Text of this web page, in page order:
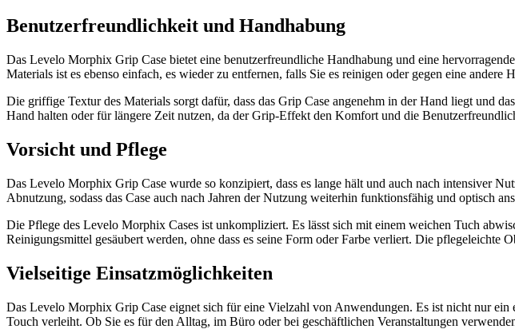
Benutzerfreundlichkeit und Handhabung
Das Levelo Morphix Grip Case bietet eine benutzerfreundliche Handhabung und eine
Materials ist es ebenso einfach, es wieder zu entfernen, falls Sie es reinigen oder gegen eine andere
Die griffige Textur des Materials sorgt dafür, dass das Grip Case angenehm in der Hand liegt und
Hand halten oder für längere Zeit nutzen, da der Grip-Effekt den Komfort und die
Vorsicht und Pflege
Das Levelo Morphix Grip Case wurde so konzipiert, dass es lange hält und auch nach intensiver
Abnutzung, sodass das Case auch nach Jahren der Nutzung weiterhin funktionsfähig und optisch
Die Pflege des Levelo Morphix Cases ist unkompliziert. Es lässt sich mit einem weichen Tuch
Reinigungsmittel gesäubert werden, ohne dass es seine Form oder Farbe verliert. Die pflegeleichte
Vielseitige Einsatzmöglichkeiten
Das Levelo Morphix Grip Case eignet sich für eine Vielzahl von Anwendungen. Es ist nicht nur
Touch verleiht. Ob Sie es für den Alltag, im Büro oder bei geschäftlichen Veranstaltungen